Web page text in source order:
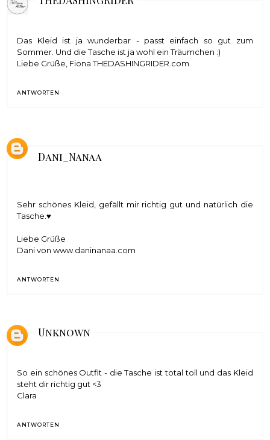
Das Kleid ist ja wunderbar - passt einfach so gut zum
Sommer. Und die Tasche ist ja wohl ein Träumchen :)
Liebe Grüße, FionaTHEDASHINGRIDER.com
ANTWORTEN
Dani_Nanaa
Sehr schönes Kleid, gefällt mir richtig gut und natürlich die
Tasche.♥
Liebe Grüße
Dani von www.daninanaa.com
ANTWORTEN
Unknown
So ein schönes Outfit - die Tasche ist total toll und das Kleid
steht dir richtig gut <3
Clara
ANTWORTEN